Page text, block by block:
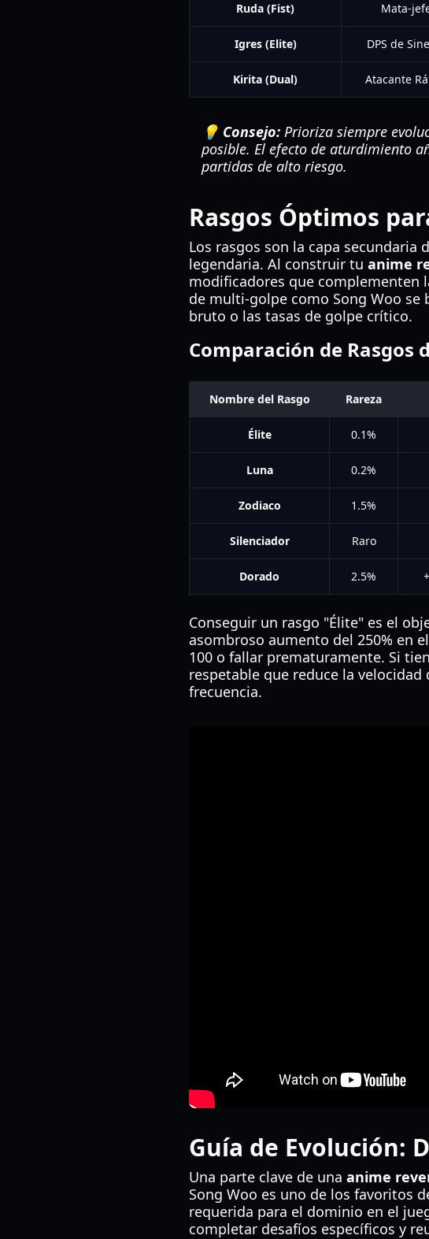
Ruda (Fist) Mata-
Igres (Elite) DPS de
Kirita (Dual) Atacante
💡 Consejo: Prioriza siempre
posible. El efecto de aturdimiento
partidas de alto riesgo.
Rasgos Óptimos
Los rasgos son la capa
legendaria. Al construir tu anime
modificadores que complementen
de multi-golpe como Song Woo
bruto o las tasas de golpe crítico.
Comparación de Rasgos
Nombre del Rasgo Rareza
Élite 0.1%
Luna 0.2%
Zodiaco 1.5%
Silenciador Raro
Dorado 2.5%
Conseguir un rasgo "Élite" es el
asombroso aumento del 250% en
100 o fallar prematuramente. Si
respetable que reduce la
frecuencia.
Guía de Evolución:
Una parte clave de una anime
Song Woo es uno de los favoritos
requerida para el dominio en el
completar desafíos específicos y